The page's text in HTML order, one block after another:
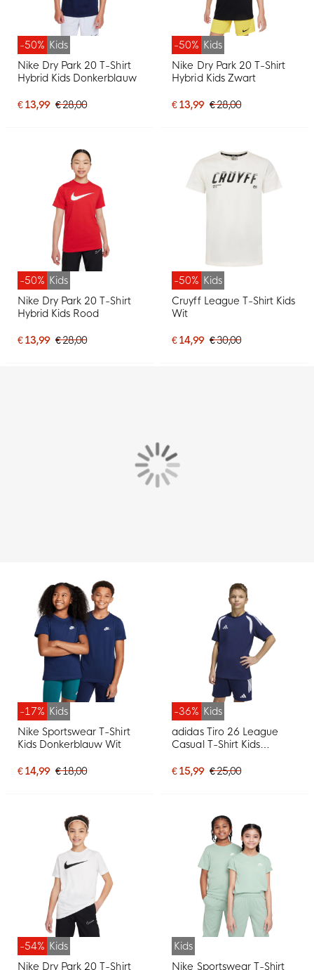
-50% Kids
Nike Dry Park 20 T-Shirt
Hybrid Kids Donkerblauw
€ 13,99 € 28,00
-50% Kids
Nike Dry Park 20 T-Shirt
Hybrid Kids Zwart
€ 13,99 € 28,00
-50% Kids
Nike Dry Park 20 T-Shirt
Hybrid Kids Rood
€ 13,99 € 28,00
-50% Kids
Cruyff League T-Shirt Kids
Wit
€ 14,99 € 30,00
-17% Kids
Nike Sportswear T-Shirt
Kids Donkerblauw Wit
€ 14,99 € 18,00
-36% Kids
adidas Tiro 26 League
Casual T-Shirt Kids
€ 15,99 € 25,00
-54% Kids
Nike Dry Park 20 T-Shirt
Kids
Nike Sportswear T-Shirt